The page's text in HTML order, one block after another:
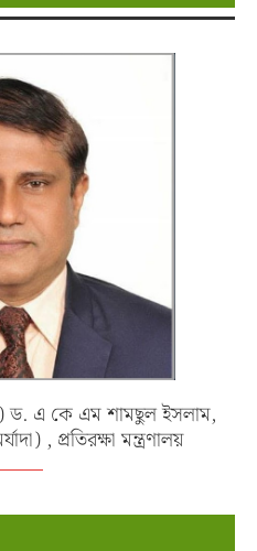
ড. এ কে এম শামছুল ইসলাম,
, প্রতিরক্ষা মন্ত্রণালয়